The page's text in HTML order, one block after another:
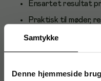
Samtykke
Denne hjemmeside
Ensartet resultat
Praktisk til møder,
Kompakt tørvare,
Anvendelse og
Velegnet til kontorer,